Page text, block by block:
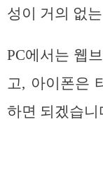
성이 거의 없
PC에서는 웹
고, 아이폰은
하면 되겠습니